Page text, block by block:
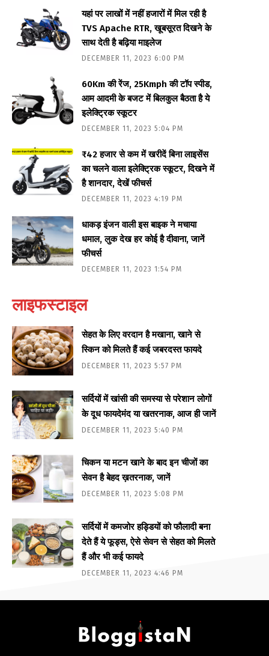
यहां पर लाखों में नहीं हजारों में मिल रही है
TVS Apache RTR, खूबसूरत दिखने के
साथ देती है बढ़िया माइलेज
DECEMBER 11, 2023 6:00 PM
60Km की रेंज, 25Kmph की टॉप स्पीड,
आम आदमी के बजट में बिलकुल बैठता है ये
इलेक्ट्रिक स्कूटर
DECEMBER 11, 2023 5:04 PM
₹42 हजार से कम में खरीदें बिना लाइसेंस
का चलने वाला इलेक्ट्रिक स्कूटर, दिखने में
है शानदार, देखें फीचर्स
DECEMBER 11, 2023 4:19 PM
धाकड़ इंजन वाली इस बाइक ने मचाया
धमाल, लुक देख हर कोई है दीवाना, जानें
फीचर्स
DECEMBER 11, 2023 1:54 PM
लाइफस्टाइल
सेहत के लिए वरदान है मखाना, खाने से
स्किन को मिलते हैं कई जबरदस्त फायदे
DECEMBER 11, 2023 5:57 PM
सर्दियों में खांसी की समस्या से परेशान लोगों
के दूध फायदेमंद या खतरनाक, आज ही जानें
DECEMBER 11, 2023 5:40 PM
चिकन या मटन खाने के बाद इन चीजों का
सेवन है बेहद ख़तरनाक, जानें
DECEMBER 11, 2023 5:08 PM
सर्दियों में कमजोर हड्डियों को फौलादी बना
देते हैं ये फूड्स, ऐसे सेवन से सेहत को मिलते
हैं और भी कई फायदे
DECEMBER 11, 2023 4:46 PM